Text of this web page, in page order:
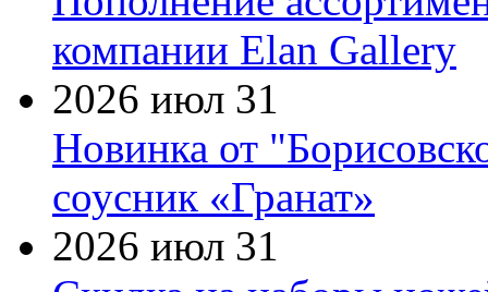
компании Elan Gallery
2026 июл 31
Новинка от
соусник «Гранат»
2026 июл 31